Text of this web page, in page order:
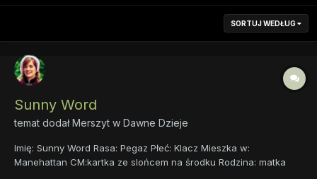
SORTUJ WEDŁUG
Sunny Word
temat dodałMerszyt w Dawne Dzieje
Imię: Sunny Word Rasa: Pegaz Płeć: Klacz Mieszka w:
Manehattan CM:kartka ze slońcem na środku Rodzina: matka